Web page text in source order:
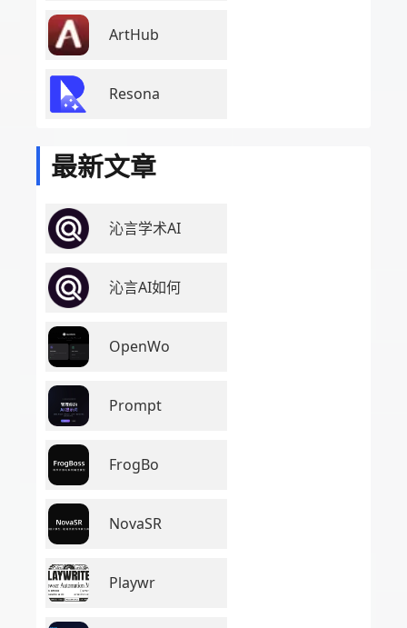
ArtHub
Resona
最新文章
沁言学术AI
沁言AI如何
OpenWo
Prompt
FrogBo
NovaSR
Playwr